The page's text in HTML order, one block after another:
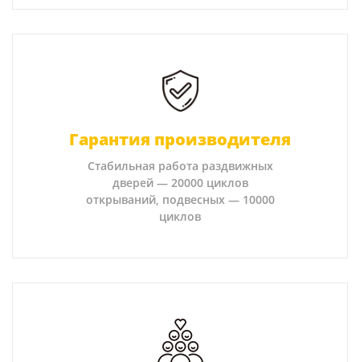
Гарантия производителя
Стабильная работа раздвижных
дверей — 20000 циклов
открываний, подвесных — 10000
циклов